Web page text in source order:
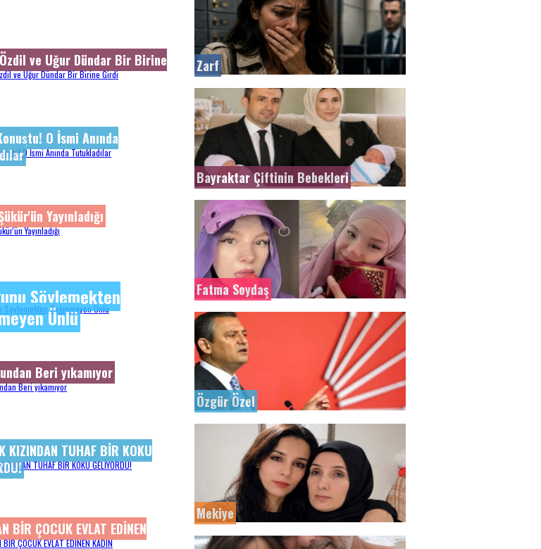
ve Uğur Dündar Bir Birine
O İsmi Anında
Yayınladığı
Söylemekten
Ünlü
Beri yıkamıyor
KIZINDAN TUHAF BİR KOKU
BİR ÇOCUK EVLAT EDİNEN
Zarf
Bayraktar Çiftinin Bebekleri
Fatma Soydaş
Özgür Özel
Mekiye